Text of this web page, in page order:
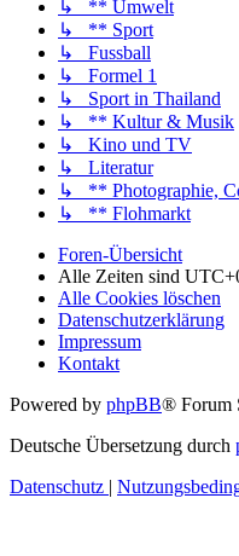
↳ ** Umwelt
↳ ** Sport
↳ Fussball
↳ Formel 1
↳ Sport in Thailand
↳ ** Kultur & Musik
↳ Kino und TV
↳ Literatur
↳ ** Photographie,
↳ ** Flohmarkt
Foren-Übersicht
Alle Zeiten sind
Alle Cookies löschen
Datenschutzerklärung
Impressum
Kontakt
Powered by phpBB® Forum
Deutsche Übersetzung durch
Datenschutz |